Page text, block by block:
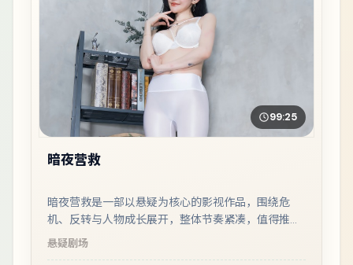
99:25
暗夜营救
暗夜营救是一部以悬疑为核心的影视作品，围绕危
机、反转与人物成长展开，整体节奏紧凑，值得推荐
观看。
悬疑剧场